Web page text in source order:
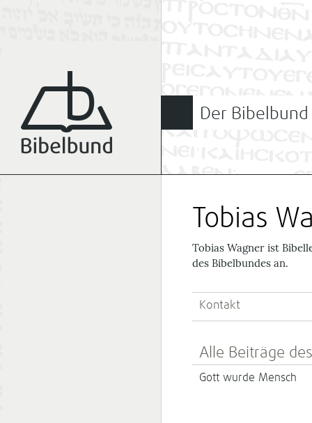
Der Bibelbund
Tobias
Tobias Wagner ist
des Bibelbundes an.
Kontakt
Alle Beiträge
Gott wurde Mensch